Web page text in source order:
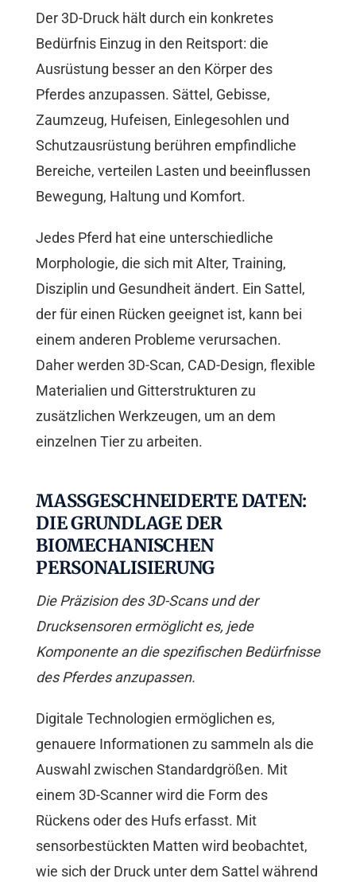
Der 3D-Druck hält durch ein konkretes
Bedürfnis Einzug in den Reitsport: die
Ausrüstung besser an den Körper des
Pferdes anzupassen. Sättel, Gebisse,
Zaumzeug, Hufeisen, Einlegesohlen und
Schutzausrüstung berühren empfindliche
Bereiche, verteilen Lasten und beeinflussen
Bewegung, Haltung und Komfort.
Jedes Pferd hat eine unterschiedliche
Morphologie, die sich mit Alter, Training,
Disziplin und Gesundheit ändert. Ein Sattel,
der für einen Rücken geeignet ist, kann bei
einem anderen Probleme verursachen.
Daher werden 3D-Scan, CAD-Design, flexible
Materialien und Gitterstrukturen zu
zusätzlichen Werkzeugen, um an dem
einzelnen Tier zu arbeiten.
MASSGESCHNEIDERTE DATEN: D
IE GRUNDLAGE DER B
IOMECHANISCHEN P
ERSONALISIERUNG
Die Präzision des 3D-Scans und der
Drucksensoren ermöglicht es, jede
Komponente an die spezifischen Bedürfnisse
des Pferdes anzupassen.
Digitale Technologien ermöglichen es,
genauere Informationen zu sammeln als die
Auswahl zwischen Standardgrößen. Mit
einem 3D-Scanner wird die Form des
Rückens oder des Hufs erfasst. Mit
sensorbestückten Matten wird beobachtet,
wie sich der Druck unter dem Sattel während